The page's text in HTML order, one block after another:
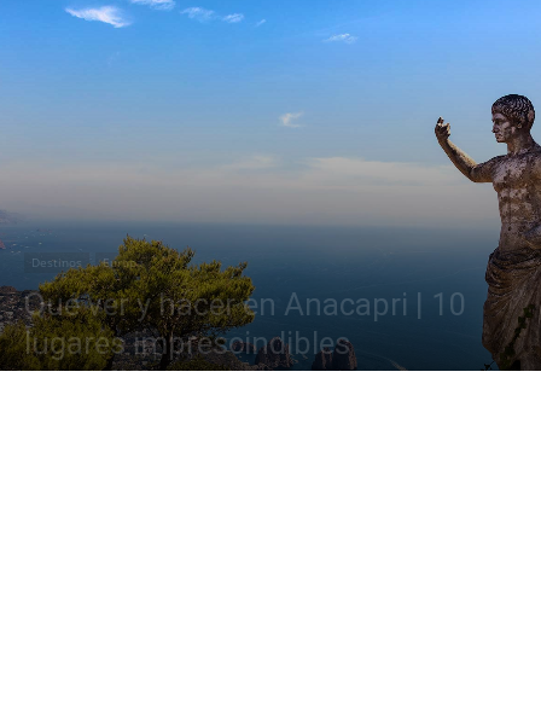
Destinos Europa
Qué ver y hacer en Anacapri | 10
lugares imprescindibles